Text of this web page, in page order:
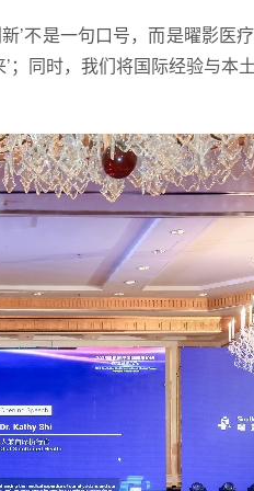
’不是一句口号，而是曜影医
同时，我们将国际经验与本